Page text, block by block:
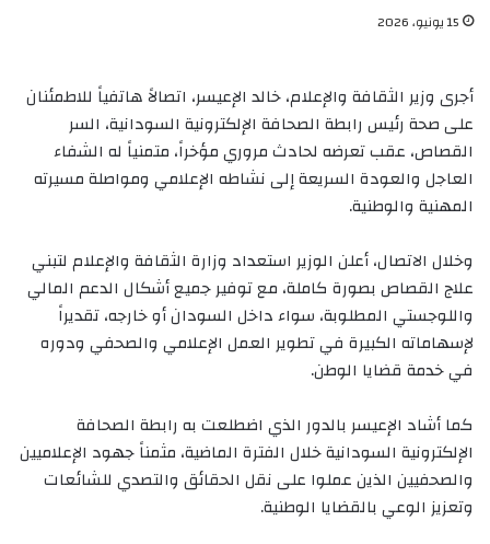
15 يونيو، 2026
أجرى وزير الثقافة والإعلام، خالد الإعيسر، اتصالاً هاتفياً للاطمئنان
على صحة رئيس رابطة الصحافة الإلكترونية السودانية، السر
القصاص، عقب تعرضه لحادث مروري مؤخراً، متمنياً له الشفاء
العاجل والعودة السريعة إلى نشاطه الإعلامي ومواصلة مسيرته
المهنية والوطنية.
‏وخلال الاتصال، أعلن الوزير استعداد وزارة الثقافة والإعلام لتبني
علاج القصاص بصورة كاملة، مع توفير جميع أشكال الدعم المالي
واللوجستي المطلوبة، سواء داخل السودان أو خارجه، تقديراً
لإسهاماته الكبيرة في تطوير العمل الإعلامي والصحفي ودوره
في خدمة قضايا الوطن.
‏كما أشاد الإعيسر بالدور الذي اضطلعت به رابطة الصحافة
الإلكترونية السودانية خلال الفترة الماضية، مثمناً جهود الإعلاميين
والصحفيين الذين عملوا على نقل الحقائق والتصدي للشائعات
وتعزيز الوعي بالقضايا الوطنية.